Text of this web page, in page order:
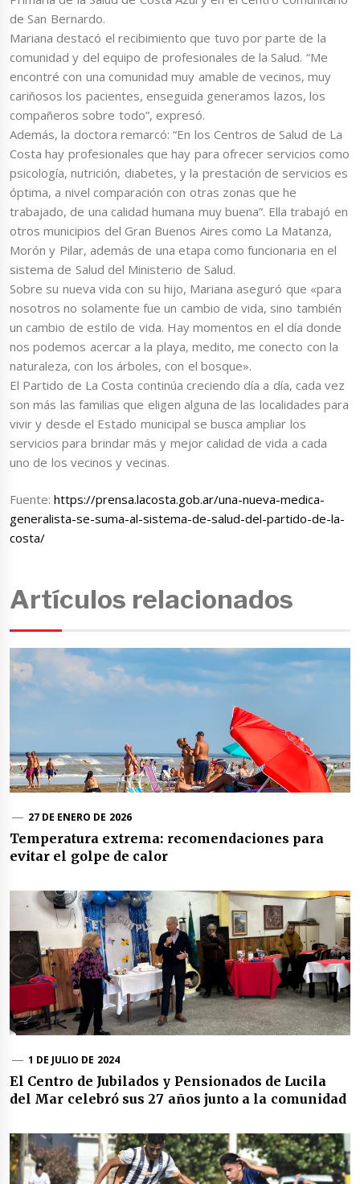
de San Bernardo.
Mariana destacó el recibimiento que tuvo por parte de la
comunidad y del equipo de profesionales de la Salud. “Me
encontré con una comunidad muy amable de vecinos, muy
cariñosos los pacientes, enseguida generamos lazos, los
compañeros sobre todo”, expresó.
Además, la doctora remarcó: “En los Centros de Salud de La
Costa hay profesionales que hay para ofrecer servicios como
psicología, nutrición, diabetes, y la prestación de servicios es
óptima, a nivel comparación con otras zonas que he
trabajado, de una calidad humana muy buena”. Ella trabajó en
otros municipios del Gran Buenos Aires como La Matanza,
Morón y Pilar, además de una etapa como funcionaria en el
sistema de Salud del Ministerio de Salud.
Sobre su nueva vida con su hijo, Mariana aseguró que «para
nosotros no solamente fue un cambio de vida, sino también
un cambio de estilo de vida. Hay momentos en el día donde
nos podemos acercar a la playa, medito, me conecto con la
naturaleza, con los árboles, con el bosque».
El Partido de La Costa continúa creciendo día a día, cada vez
son más las familias que eligen alguna de las localidades para
vivir y desde el Estado municipal se busca ampliar los
servicios para brindar más y mejor calidad de vida a cada
uno de los vecinos y vecinas.
Fuente:https://prensa.lacosta.gob.ar/una-nueva-medica-
generalista-se-suma-al-sistema-de-salud-del-partido-de-la-
costa/
Artículos relacionados
27 DE ENERO DE 2026
Temperatura extrema: recomendaciones para
evitar el golpe de calor
1 DE JULIO DE 2024
El Centro de Jubilados y Pensionados de Lucila
del Mar celebró sus 27 años junto a la comunidad